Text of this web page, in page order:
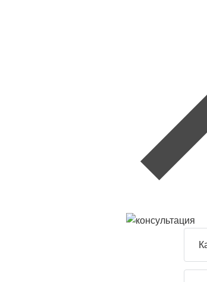
Задайте